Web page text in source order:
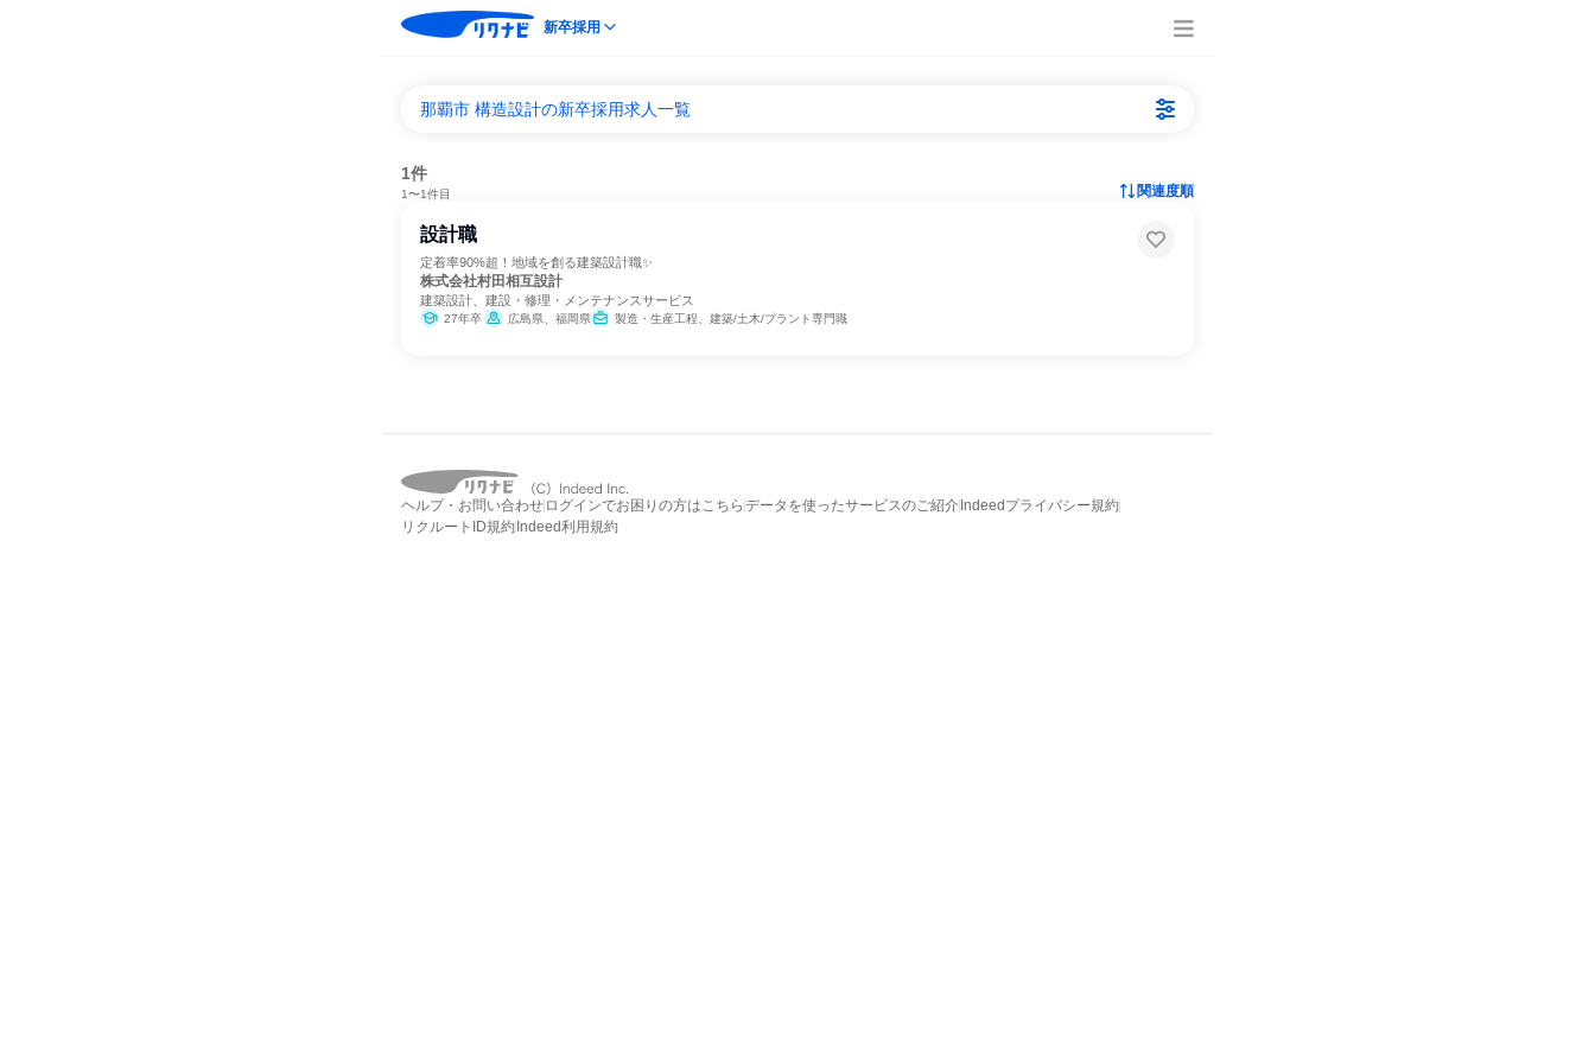
新卒採用
那覇市 構造設計の新卒採用求人一覧
1件
1〜1件目 関連度順
設計職
定着率90%超！地域を創る建築設計職✨
株式会社村田相互設計
建築設計、建設・修理・メンテナンスサービス
27年卒 広島県、福岡県 製造・生産工程、建築/土木/プラント専門職
ヘルプ・お問い合わせ ログインでお困りの方はこちら データを使ったサービスのご紹介 Indeedプライバシー規約
リクルートID規約 Indeed利用規約